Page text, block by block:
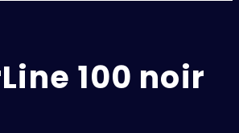
100 noir